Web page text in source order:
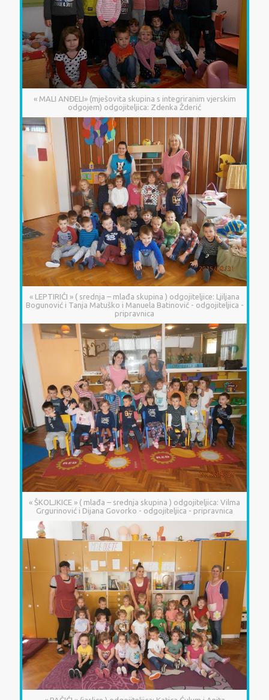
« MALI ANĐELI» (mješovita skupina s integriranim vjerskim
odgojem) odgojiteljica: Zdenka Žderić
« LEPTIRIĆI » ( srednja – mlađa skupina ) odgojiteljice: Ljiljana
Bogunović i Tanja Matuško i Manuela Batinović - odgojiteljica -
pripravnica
« ŠKOLJKICE » ( mlađa – srednja skupina ) odgojiteljica: Vilma
Grgurinović i Dijana Govorko - odgojiteljica - pripravnica